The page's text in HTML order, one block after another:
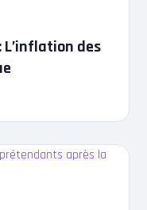
L’inflation des